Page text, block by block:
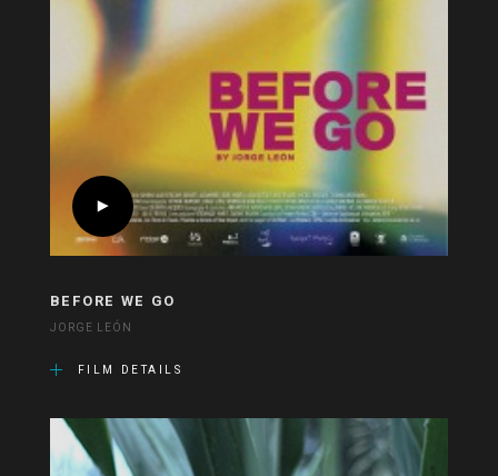
BEFORE WE GO
JORGE LEÓN
FILM DETAILS